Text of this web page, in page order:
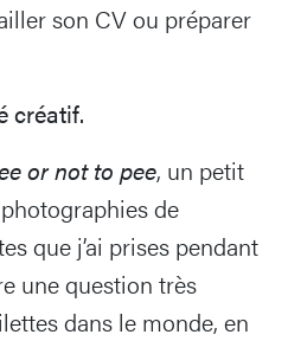
son CV ou préparer
créatif.
or not to pee, un petit
de
que j’ai prises pendant
une question très
dans le monde, en